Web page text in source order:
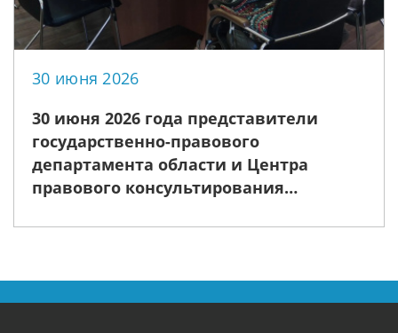
30 июня 2026
30 июня 2026 года представители
государственно-правового
департамента области и Центра
правового консультирования
медиативной направленности